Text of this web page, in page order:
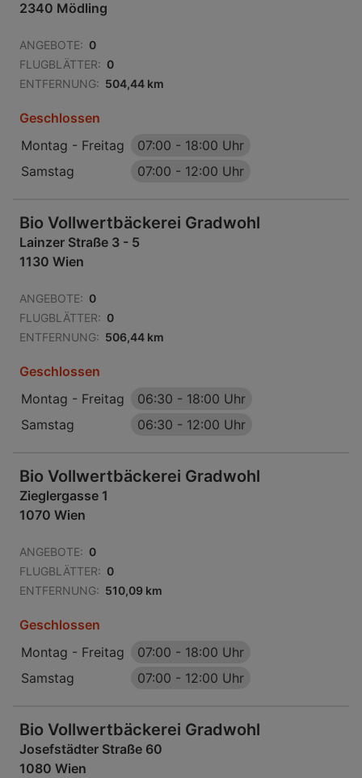
2340 Mödling
ANGEBOTE: 0
FLUGBLÄTTER: 0
ENTFERNUNG: 504,44 km
Geschlossen
Montag - Freitag
07:00 - 18:00 Uhr
Samstag
07:00 - 12:00 Uhr
Bio Vollwertbäckerei Gradwohl
Lainzer Straße 3 - 5
1130 Wien
ANGEBOTE: 0
FLUGBLÄTTER: 0
ENTFERNUNG: 506,44 km
Geschlossen
Montag - Freitag
06:30 - 18:00 Uhr
Samstag
06:30 - 12:00 Uhr
Bio Vollwertbäckerei Gradwohl
Zieglergasse 1
1070 Wien
ANGEBOTE: 0
FLUGBLÄTTER: 0
ENTFERNUNG: 510,09 km
Geschlossen
Montag - Freitag
07:00 - 18:00 Uhr
Samstag
07:00 - 12:00 Uhr
Bio Vollwertbäckerei Gradwohl
Josefstädter Straße 60
1080 Wien